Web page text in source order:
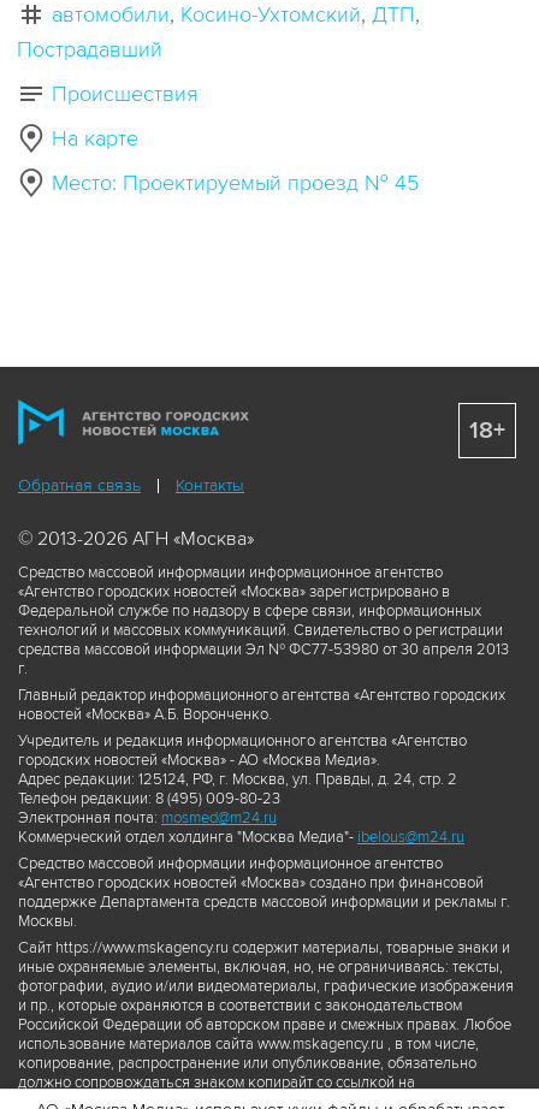
автомобили Косино-Ухтомский ДТП
Пострадавший
Происшествия
На карте
Место: Проектируемый проезд № 45
Обратная связь Контакты
© 2013-2026 АГН «Москва»
Средство массовой информации информационное агентство
«Агентство городских новостей «Москва» зарегистрировано в
Федеральной службе по надзору в сфере связи, информационных
технологий и массовых коммуникаций. Свидетельство о регистрации
средства массовой информации Эл № ФС77-53980 от 30 апреля 2013
г.
Главный редактор информационного агентства «Агентство городских
новостей «Москва» А.Б. Воронченко.
Учредитель и редакция информационного агентства «Агентство
городских новостей «Москва» - АО «Москва Медиа».
Адрес редакции: 125124, РФ, г. Москва, ул. Правды, д. 24, стр. 2
Телефон редакции: 8 (495) 009-80-23
Электронная почта: mosmed@m24.ru
Коммерческий отдел холдинга "Москва Медиа"- ibelous@m24.ru
Средство массовой информации информационное агентство
«Агентство городских новостей «Москва» создано при финансовой
поддержке Департамента средств массовой информации и рекламы г.
Москвы.
Сайт https://www.mskagency.ru содержит материалы, товарные знаки и
иные охраняемые элементы, включая, но, не ограничиваясь: тексты,
фотографии, аудио и/или видеоматериалы, графические изображения
и пр., которые охраняются в соответствии с законодательством
Российской Федерации об авторском праве и смежных правах. Любое
использование материалов сайта www.mskagency.ru , в том числе,
копирование, распространение или опубликование, обязательно
должно сопровождаться знаком копирайт со ссылкой на
правообладателя © АО «Москва Медиа», а также гиперссылкой на сайт
18+